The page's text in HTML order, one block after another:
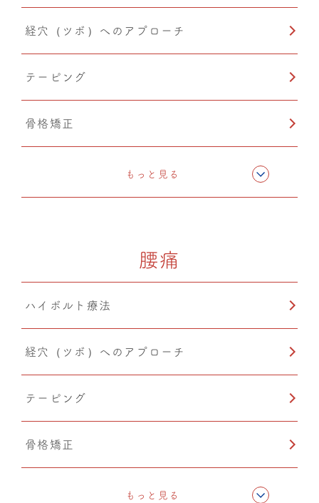
経穴（ツボ）へのアプローチ
テーピング
骨格矯正
CMC筋膜ストレッチ（リリース）
温熱療法
もっと見る
腰痛
ハイボルト療法
経穴（ツボ）へのアプローチ
テーピング
骨格矯正
CMC筋膜ストレッチ（リリース）
もっと見る